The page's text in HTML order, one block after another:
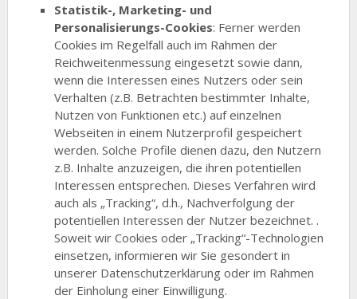
Statistik-, Marketing- und
Personalisierungs-Cookies: Ferner werden
Cookies im Regelfall auch im Rahmen der
Reichweitenmessung eingesetzt sowie dann,
wenn die Interessen eines Nutzers oder sein
Verhalten (z.B. Betrachten bestimmter Inhalte,
Nutzen von Funktionen etc.) auf einzelnen
Webseiten in einem Nutzerprofil gespeichert
werden. Solche Profile dienen dazu, den Nutzern
z.B. Inhalte anzuzeigen, die ihren potentiellen
Interessen entsprechen. Dieses Verfahren wird
auch als „Tracking“, d.h., Nachverfolgung der
potentiellen Interessen der Nutzer bezeichnet. .
Soweit wir Cookies oder „Tracking“-Technologien
einsetzen, informieren wir Sie gesondert in
unserer Datenschutzerklärung oder im Rahmen
der Einholung einer Einwilligung.